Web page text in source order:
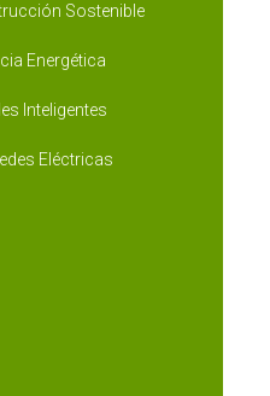
Sostenible
Energética
Inteligentes
Eléctricas